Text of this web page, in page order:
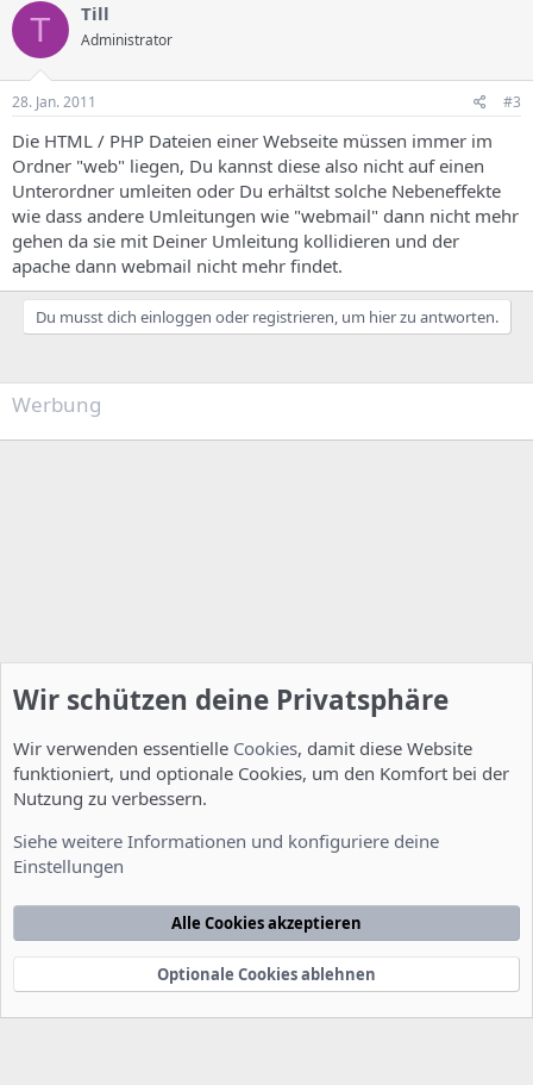
T Till
Administrator
28. Jan. 2011 #3
Die HTML / PHP Dateien einer Webseite müssen immer im
Ordner "web" liegen, Du kannst diese also nicht auf einen
Unterordner umleiten oder Du erhältst solche Nebeneffekte
wie dass andere Umleitungen wie "webmail" dann nicht mehr
gehen da sie mit Deiner Umleitung kollidieren und der
apache dann webmail nicht mehr findet.
Du musst dich einloggen oder registrieren, um hier zu antworten.
Werbung
Nutzungsbedingungen Datenschutzerklärung
Startseite
e
Community platform by XenForo® © 2010-2022 XenForo Ltd.
xenDach©2010-2014
Wir schützen deine Privatsphäre
Wir verwenden essentielle Cookies, damit diese Website
funktioniert, und optionale Cookies, um den Komfort bei der
Nutzung zu verbessern.
Siehe weitere Informationen und konfiguriere deine
Einstellungen
Alle Cookies akzeptieren
Optionale Cookies ablehnen